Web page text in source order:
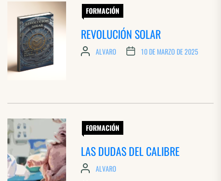
FORMACIÓN
REVOLUCIÓN SOLAR
ALVARO 10 DE MARZO DE 2025
FORMACIÓN
LAS DUDAS DEL CALIBRE
ALVARO